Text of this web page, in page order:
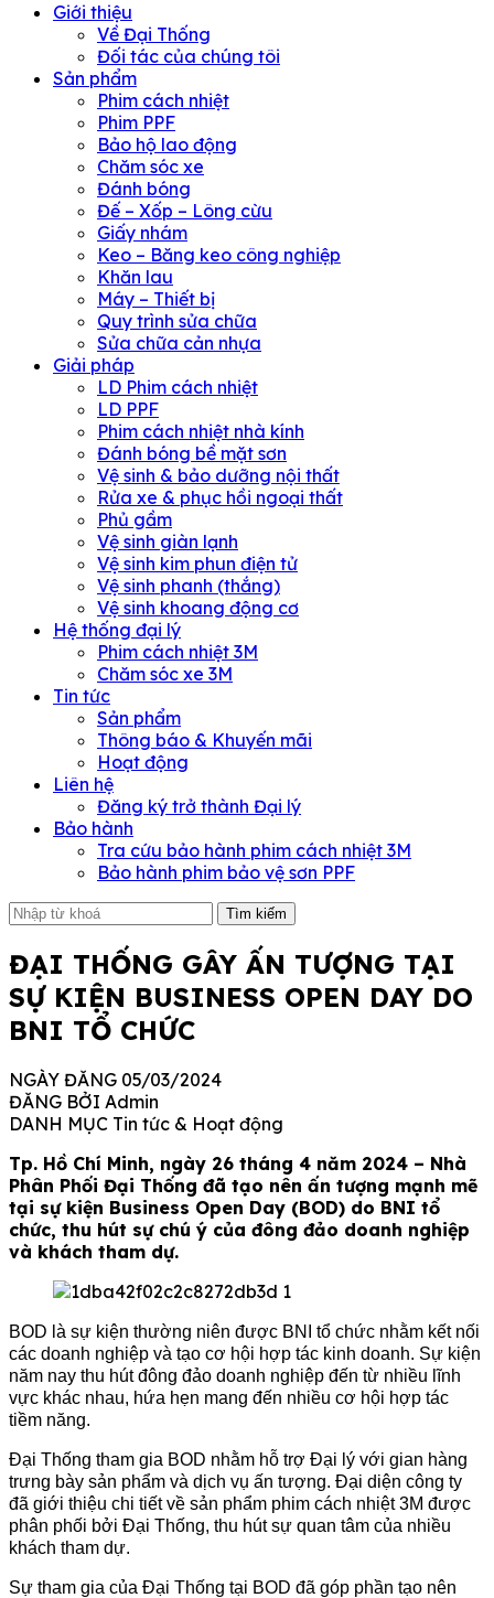
Giới thiệu
Về Đại Thống
Đối tác của chúng tôi
Sản phẩm
Phim cách nhiệt
Phim PPF
Bảo hộ lao động
Chăm sóc xe
Đánh bóng
Đế – Xốp – Lông cừu
Giấy nhám
Keo – Băng keo công nghiệp
Khăn lau
Máy – Thiết bị
Quy trình sửa chữa
Sửa chữa cản nhựa
Giải pháp
LD Phim cách nhiệt
LD PPF
Phim cách nhiệt nhà kính
Đánh bóng bề mặt sơn
Vệ sinh & bảo dưỡng nội thất
Rửa xe & phục hồi ngoại thất
Phủ gầm
Vệ sinh giàn lạnh
Vệ sinh kim phun điện tử
Vệ sinh phanh (thắng)
Vệ sinh khoang động cơ
Hệ thống đại lý
Phim cách nhiệt 3M
Chăm sóc xe 3M
Tin tức
Sản phẩm
Thông báo & Khuyến mãi
Hoạt động
Liên hệ
Đăng ký trở thành Đại lý
Bảo hành
Tra cứu bảo hành phim cách nhiệt 3M
Bảo hành phim bảo vệ sơn PPF
Tìm kiếm
ĐẠI THỐNG GÂY ẤN TƯỢNG TẠI
SỰ KIỆN BUSINESS OPEN DAY DO
BNI TỔ CHỨC
NGÀY ĐĂNG 05/03/2024
ĐĂNG BỞI Admin
DANH MỤC Tin tức & Hoạt động
Tp. Hồ Chí Minh, ngày 26 tháng 4 năm 2024 – Nhà
Phân Phối Đại Thống đã tạo nên ấn tượng mạnh mẽ
tại sự kiện Business Open Day (BOD) do BNI tổ
chức, thu hút sự chú ý của đông đảo doanh nghiệp
và khách tham dự.
BOD là sự kiện thường niên được BNI tổ chức nhằm kết nối
các doanh nghiệp và tạo cơ hội hợp tác kinh doanh. Sự kiện
năm nay thu hút đông đảo doanh nghiệp đến từ nhiều lĩnh
vực khác nhau, hứa hẹn mang đến nhiều cơ hội hợp tác
tiềm năng.
Đại Thống tham gia BOD nhằm hỗ trợ Đại lý với gian hàng
trưng bày sản phẩm và dịch vụ ấn tượng. Đại diện công ty
đã giới thiệu chi tiết về sản phẩm phim cách nhiệt 3M được
phân phối bởi Đại Thống, thu hút sự quan tâm của nhiều
khách tham dự.
Sự tham gia của Đại Thống tại BOD đã góp phần tạo nên